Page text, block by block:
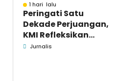
1 hari lalu
Peringati Satu
Dekade Perjuangan,
KMI Refleksikan
Kontribusi untuk
Jurnalis